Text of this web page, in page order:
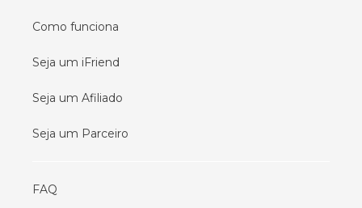
Como funciona
Seja um iFriend
Seja um Afiliado
Seja um Parceiro
FAQ